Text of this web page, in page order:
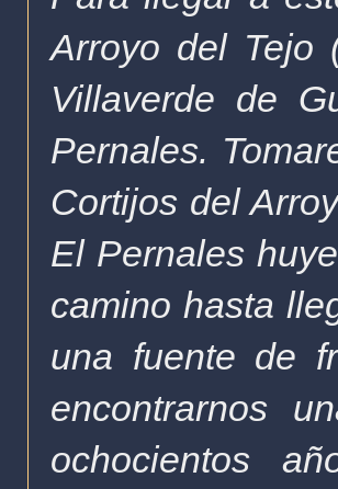
Arroyo del Tejo
Villaverde de
Pernales.
Cortijos del
El Pernales
camino hasta
una fuente de
encontrarnos
ochocientos